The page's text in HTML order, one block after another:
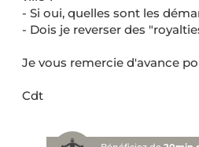
- Si oui, quelles sont les
- Dois je reverser des
Je vous remercie d'avance
Cdt